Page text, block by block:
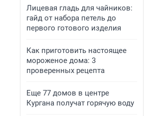
Лицевая гладь для чайников:
гайд от набора петель до
первого готового изделия
Как приготовить настоящее
мороженое дома: 3
проверенных рецепта
Еще 77 домов в центре
Кургана получат горячую воду